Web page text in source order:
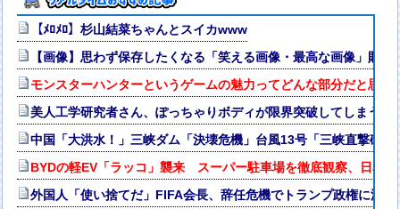
【ﾒﾛﾒﾛ】杉山結菜ちゃんとスイカwww
【画像】思わず保存したくなる「笑える画像・最高な画像」貼っ
モンスターハンターというゲームの魅力ってどんな部分だと思う
美人工学研究者さん、ぽっちゃりボディが限界突破してしまう
中国「大洪水！」三峡ダム「決壊危機」台風13号「三峡直撃確
BYDの軽EV「ラッコ」襲来 スーパー駐車場を徹底観察、日本攻
外国人「使い捨てだ」FIFA会長、辞任危機でトランプ政権に泣